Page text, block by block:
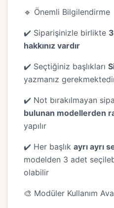
🔹 Önemli Bilgilendirme
✔️ Siparişinizle birlikte
hakkınız vardır
✔️ Seçtiğiniz başlıkları
yazmanız
✔️ Not bırakılmayan
bulunan modellerden
yapılır
✔️ Her başlık ayrı ayrı
modelden 3 adet
olabilir
🎨 Modüler Kullanım